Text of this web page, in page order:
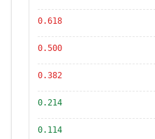
0.618
0.500
0.382
0.214
0.114